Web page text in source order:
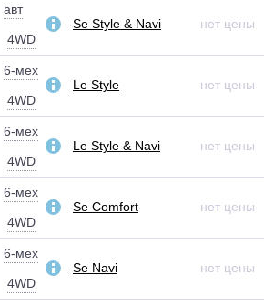
авт
4WD
Se Style & Navi нет цены
6-мех
4WD
Le Style нет цены
6-мех
4WD
Le Style & Navi нет цены
6-мех
4WD
Se Comfort нет цены
6-мех
4WD
Se Navi нет цены